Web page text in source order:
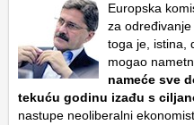
Europska
za
toga je, istina,
mogao
nameće sve
tekuću godinu izađu s
nastupe neoliberalni